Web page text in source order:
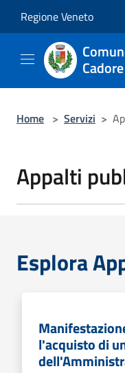
Regione Veneto
Cadore
Home > Servizi >
Appalti
Esplora
l'acquisto di